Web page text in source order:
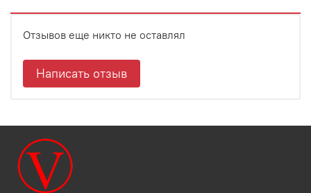
Отзывов еще никто не оставлял
Написать отзыв